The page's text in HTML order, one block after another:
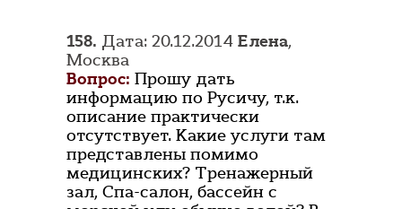
158. Дата: 20.12.2014 Елена,
Москва
Вопрос: Прошу дать
информацию по Русичу, т.к.
описание практически
отсутствует. Какие услуги там
представлены помимо
медицинских? Тренажерный
зал, Спа-салон, бассейн с